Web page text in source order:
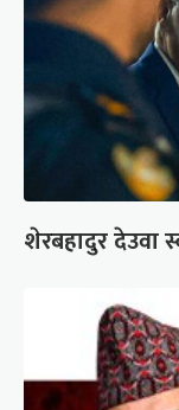
शेरबहादुर देउवा